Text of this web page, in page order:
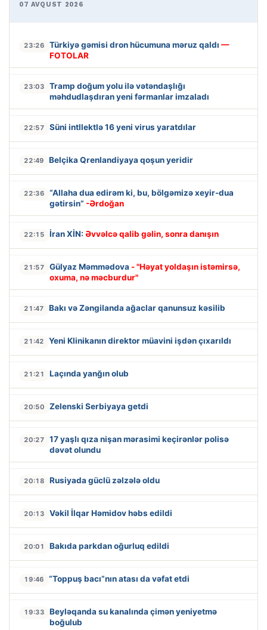
07 AVQUST 2026
23:26 Türkiyə gəmisi dron hücumuna məruz qaldı —
FOTOLAR
23:03
Tramp doğum yolu ilə vətəndaşlığı
məhdudlaşdıran yeni fərmanlar imzaladı
22:57 Süni intllektlə 16 yeni virus yaratdılar
22:49 Belçika Qrenlandiyaya qoşun yeridir
22:36
“Allaha dua edirəm ki, bu, bölgəmizə xeyir-dua
gətirsin” -Ərdoğan
22:15 İran XİN: Əvvəlcə qalib gəlin, sonra danışın
21:57 Gülyaz Məmmədova - "Həyat yoldaşın istəmirsə,
oxuma, nə məcburdur"
21:47 Bakı və Zəngilanda ağaclar qanunsuz kəsilib
21:42 Yeni Klinikanın direktor müavini işdən çıxarıldı
21:21 Laçında yanğın olub
20:50 Zelenski Serbiyaya getdi
20:27
17 yaşlı qıza nişan mərasimi keçirənlər polisə
dəvət olundu
20:18 Rusiyada güclü zəlzələ oldu
20:13 Vəkil İlqar Həmidov həbs edildi
20:01 Bakıda parkdan oğurluq edildi
19:46 “Toppuş bacı”nın atası da vəfat etdi
19:33
Beyləqanda su kanalında çimən yeniyetmə
boğulub